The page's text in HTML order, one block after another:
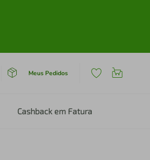
Meus Pedidos
Cashback em Fatura